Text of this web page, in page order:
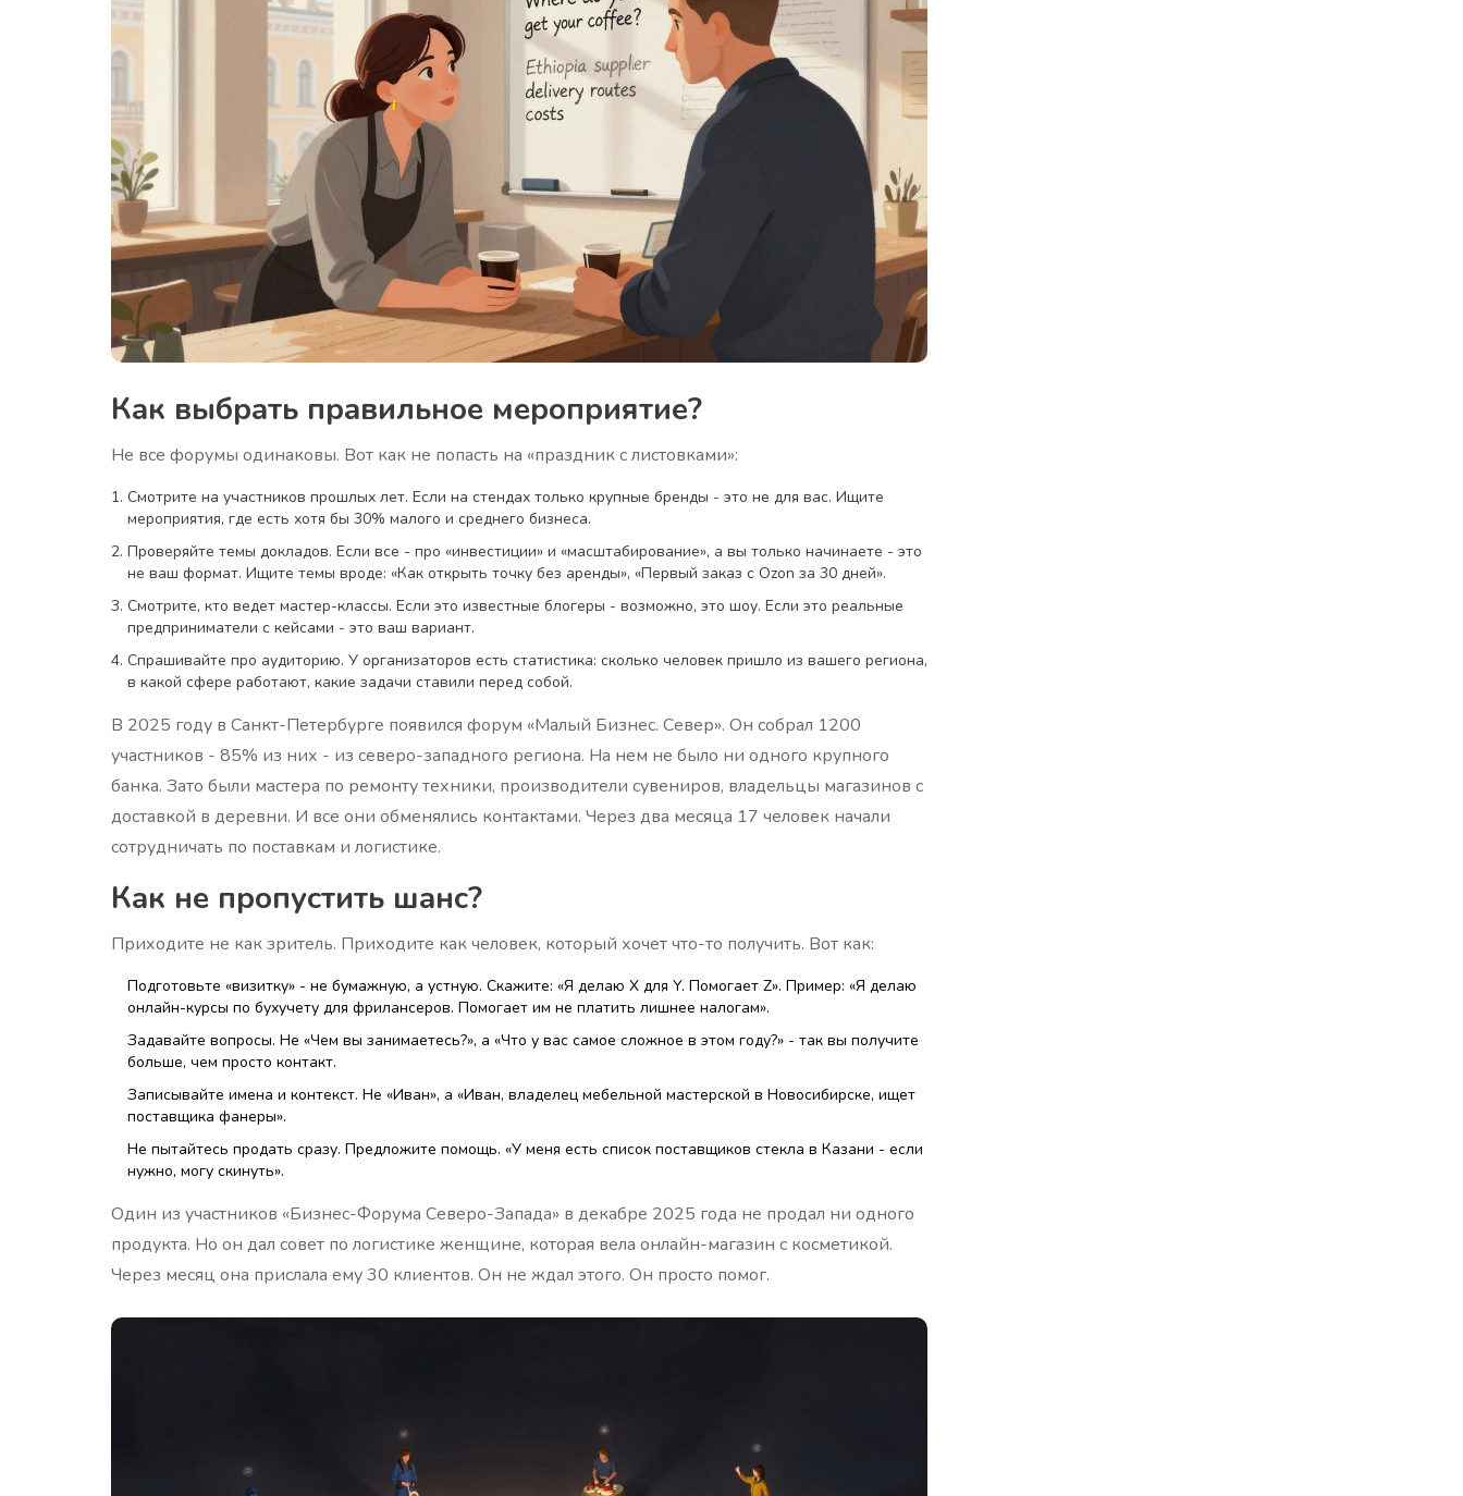
Как выбрать правильное мероприятие?
Не все форумы одинаковы. Вот как не попасть на «праздник с листовками»:
Смотрите на участников прошлых лет. Если на стендах только крупные бренды - это не для вас. Ищите
мероприятия, где есть хотя бы 30% малого и среднего бизнеса.
Проверяйте темы докладов. Если все - про «инвестиции» и «масштабирование», а вы только начинаете - это
не ваш формат. Ищите темы вроде: «Как открыть точку без аренды», «Первый заказ с Ozon за 30 дней».
Смотрите, кто ведет мастер-классы. Если это известные блогеры - возможно, это шоу. Если это реальные
предприниматели с кейсами - это ваш вариант.
Спрашивайте про аудиторию. У организаторов есть статистика: сколько человек пришло из вашего региона,
в какой сфере работают, какие задачи ставили перед собой.
В 2025 году в Санкт-Петербурге появился форум «Малый Бизнес. Север». Он собрал 1200
участников - 85% из них - из северо-западного региона. На нем не было ни одного крупного
банка. Зато были мастера по ремонту техники, производители сувениров, владельцы магазинов с
доставкой в деревни. И все они обменялись контактами. Через два месяца 17 человек начали
сотрудничать по поставкам и логистике.
Как не пропустить шанс?
Приходите не как зритель. Приходите как человек, который хочет что-то получить. Вот как:
Подготовьте «визитку» - не бумажную, а устную. Скажите: «Я делаю X для Y. Помогает Z». Пример: «Я делаю
онлайн-курсы по бухучету для фрилансеров. Помогает им не платить лишнее налогам».
Задавайте вопросы. Не «Чем вы занимаетесь?», а «Что у вас самое сложное в этом году?» - так вы получите
больше, чем просто контакт.
Записывайте имена и контекст. Не «Иван», а «Иван, владелец мебельной мастерской в Новосибирске, ищет
поставщика фанеры».
Не пытайтесь продать сразу. Предложите помощь. «У меня есть список поставщиков стекла в Казани - если
нужно, могу скинуть».
Один из участников «Бизнес-Форума Северо-Запада» в декабре 2025 года не продал ни одного
продукта. Но он дал совет по логистике женщине, которая вела онлайн-магазин с косметикой.
Через месяц она прислала ему 30 клиентов. Он не ждал этого. Он просто помог.